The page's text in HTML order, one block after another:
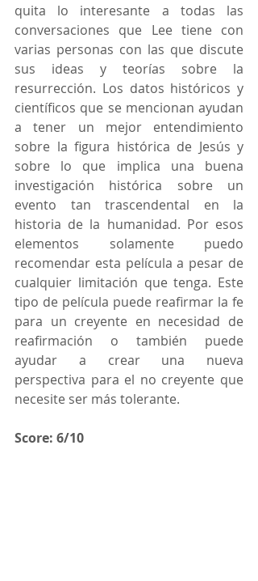
quita lo interesante a todas las
conversaciones que Lee tiene con
varias personas con las que discute
sus ideas y teorías sobre la
resurrección. Los datos históricos y
científicos que se mencionan ayudan
a tener un mejor entendimiento
sobre la figura histórica de Jesús y
sobre lo que implica una buena
investigación histórica sobre un
evento tan trascendental en la
historia de la humanidad. Por esos
elementos solamente puedo
recomendar esta película a pesar de
cualquier limitación que tenga. Este
tipo de película puede reafirmar la fe
para un creyente en necesidad de
reafirmación o también puede
ayudar a crear una nueva
perspectiva para el no creyente que
necesite ser más tolerante.
Score: 6/10